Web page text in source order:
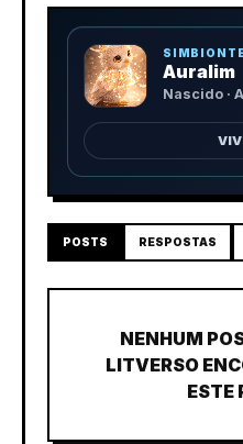
Auralim
Nascido ·
POSTS RESPOSTAS
NENHUM
LITVERSO
ESTE